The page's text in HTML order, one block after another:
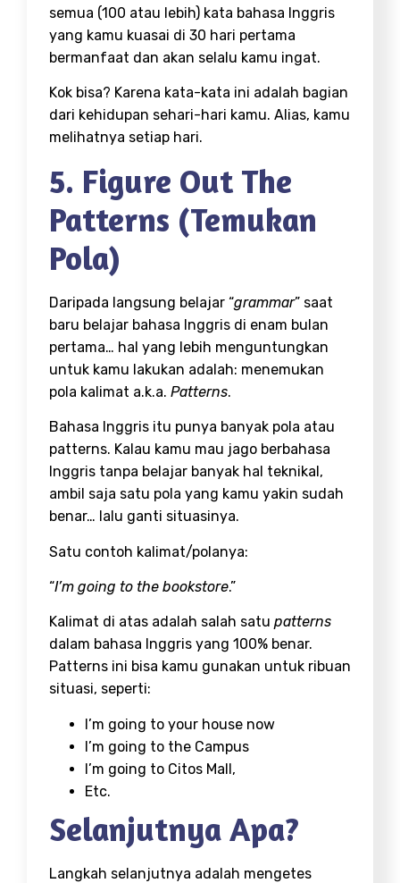
semua (100 atau lebih) kata bahasa Inggris
yang kamu kuasai di 30 hari pertama
bermanfaat dan akan selalu kamu ingat.
Kok bisa? Karena kata-kata ini adalah bagian
dari kehidupan sehari-hari kamu. Alias, kamu
melihatnya setiap hari.
5. Figure Out The
Patterns (Temukan
Pola)
Daripada langsung belajar “grammar” saat
baru belajar bahasa Inggris di enam bulan
pertama… hal yang lebih menguntungkan
untuk kamu lakukan adalah: menemukan
pola kalimat a.k.a. Patterns.
Bahasa Inggris itu punya banyak pola atau
patterns. Kalau kamu mau jago berbahasa
Inggris tanpa belajar banyak hal teknikal,
ambil saja satu pola yang kamu yakin sudah
benar… lalu ganti situasinya.
Satu contoh kalimat/polanya:
“I’m going to the bookstore.”
Kalimat di atas adalah salah satu patterns
dalam bahasa Inggris yang 100% benar.
Patterns ini bisa kamu gunakan untuk ribuan
situasi, seperti:
I’m going to your house now
I’m going to the Campus
I’m going to Citos Mall,
Etc.
Selanjutnya Apa?
Langkah selanjutnya adalah mengetes